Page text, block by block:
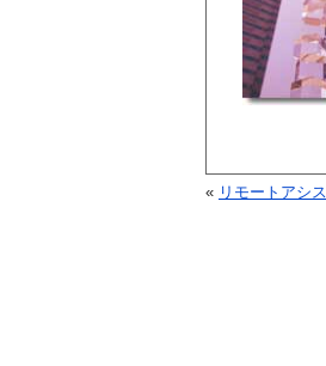
« リモートアシ